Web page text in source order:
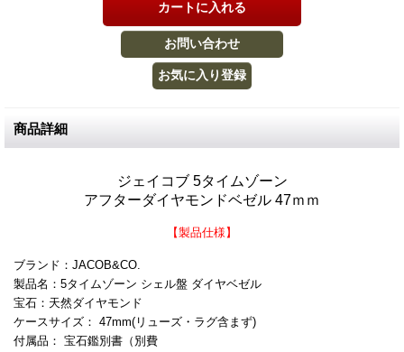
商品詳細
ジェイコブ 5タイムゾーン
アフターダイヤモンドベゼル 47ｍｍ
【製品仕様】
ブランド：JACOB&CO.
製品名：5タイムゾーン シェル盤 ダイヤベゼル
宝石：天然ダイヤモンド
ケースサイズ： 47mm(リューズ・ラグ含まず)
付属品： 宝石鑑別書（別費